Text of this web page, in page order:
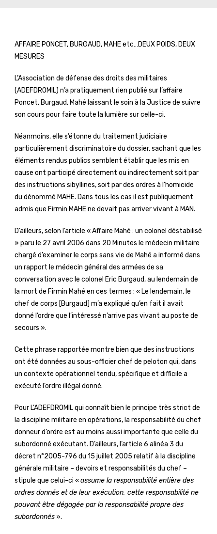
AFFAIRE PONCET, BURGAUD, MAHE etc…DEUX POIDS, DEUX
MESURES
L’Association de défense des droits des militaires
(ADEFDROMIL) n’a pratiquement rien publié sur l’affaire
Poncet, Burgaud, Mahé laissant le soin à la Justice de suivre
son cours pour faire toute la lumière sur celle-ci.
Néanmoins, elle s’étonne du traitement judiciaire
particulièrement discriminatoire du dossier, sachant que les
éléments rendus publics semblent établir que les mis en
cause ont participé directement ou indirectement soit par
des instructions sibyllines, soit par des ordres à l’homicide
du dénommé MAHE. Dans tous les cas il est publiquement
admis que Firmin MAHE ne devait pas arriver vivant à MAN.
D’ailleurs, selon l’article « Affaire Mahé : un colonel déstabilisé
» paru le 27 avril 2006 dans 20 Minutes le médecin militaire
chargé d’examiner le corps sans vie de Mahé a informé dans
un rapport le médecin général des armées de sa
conversation avec le colonel Eric Burgaud, au lendemain de
la mort de Firmin Mahé en ces termes : « Le lendemain, le
chef de corps [Burgaud] m’a expliqué qu’en fait il avait
donné l’ordre que l’intéressé n’arrive pas vivant au poste de
secours ».
Cette phrase rapportée montre bien que des instructions
ont été données au sous-officier chef de peloton qui, dans
un contexte opérationnel tendu, spécifique et difficile a
exécuté l’ordre illégal donné.
Pour L’ADEFDROMIL qui connaît bien le principe très strict de
la discipline militaire en opérations, la responsabilité du chef
donneur d’ordre est au moins aussi importante que celle du
subordonné exécutant. D’ailleurs, l’article 6 alinéa 3 du
décret n°2005-796 du 15 juillet 2005 relatif à la discipline
générale militaire – devoirs et responsabilités du chef –
stipule que celui-ci «assume la responsabilité entière des
ordres donnés et de leur exécution, cette responsabilité ne
pouvant être dégagée par la responsabilité propre des
subordonnés ».